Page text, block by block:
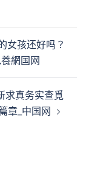
女孩还好吗？
網国网
求真务实查覓
章_中国网